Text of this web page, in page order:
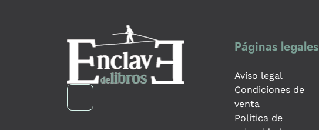
Páginas legales
Aviso legal
Condiciones de
venta
Política de